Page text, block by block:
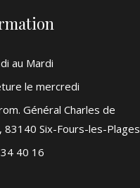
au Mardi
le mercredi
Général Charles de
83140 Six-Fours-les-Plages
40 16